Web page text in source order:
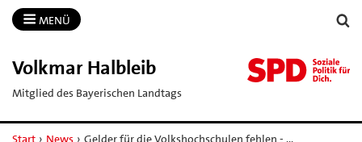
MENÜ
Volkmar Halbleib
Mitglied des Bayerischen Landtags
Start › News › Gelder für die Volkshochschulen fehlen - …